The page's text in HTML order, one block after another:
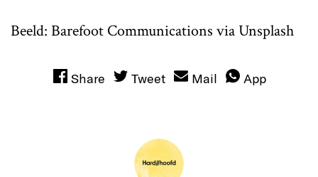
Beeld: Barefoot Communications via Unsplash
Share Tweet Mail App